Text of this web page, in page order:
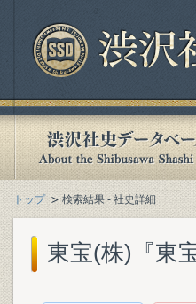
トップ 検索結果 - 社史詳細
東宝(株)『東